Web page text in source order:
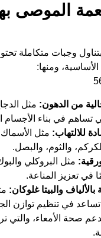
الموصى
بتناول وجبات متكاملة
ومنها:
من الدهون: مثل
تساهم في بناء الأجسام
للالتهاب: مثل الأسماك
والثوم، والبصل.
مثل البروكلي
في تعزيز المناعة.
بالألياف والبيتا غلوكان:
في تنظيم توازن
صحة الأمعاء، والتي